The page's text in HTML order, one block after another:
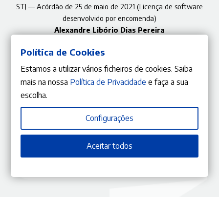
STJ — Acórdão de 25 de maio de 2021 (Licença de software
desenvolvido por encomenda)
Alexandre Libório Dias Pereira
ISBN
9770870848323
Editora
Data
31/03/2022
Janeiro – Fevereiro 2022
Capa
Capa mole
Direito Administrativo
Ano
151
Política de Cookies
Estamos a utilizar vários ficheiros de cookies. Saiba
mais na nossa Política de Privacidade e faça a sua
escolha.
Configurações
Aceitar todos